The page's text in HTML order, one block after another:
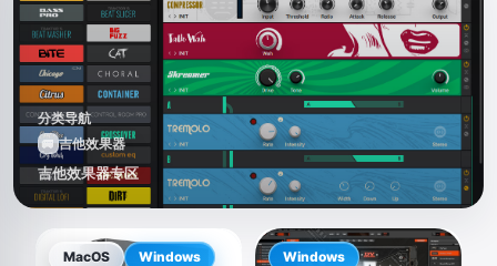
分类导航
🚐 吉他效果器
吉他效果器专区
MacOS Windows Windows